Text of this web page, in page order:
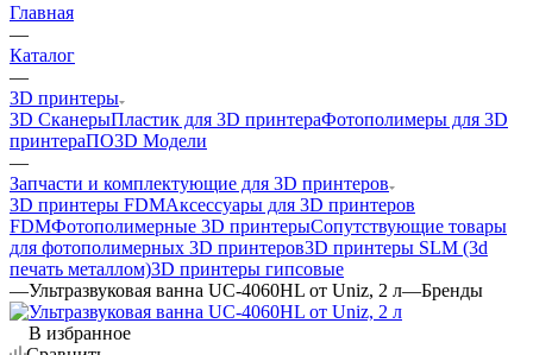
Главная
—
Каталог
—
3D принтеры
3D СканерыПластик для 3D принтераФотополимеры для 3D
принтераПО3D Модели
—
Запчасти и комплектующие для 3D принтеров
3D принтеры FDMАксессуары для 3D принтеров
FDMФотополимерные 3D принтерыСопутствующие товары
для фотополимерных 3D принтеров3D принтеры SLM (3d
печать металлом)3D принтеры гипсовые
—Ультразвуковая ванна UC-4060HL от Uniz, 2 л—Бренды
В избранное